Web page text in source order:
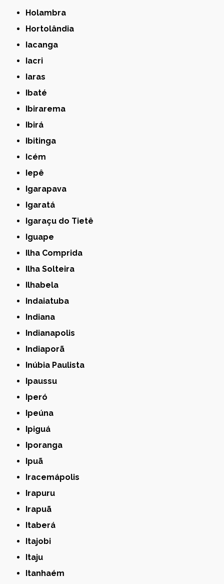
Holambra
Hortolândia
Iacanga
Iacri
Iaras
Ibaté
Ibirarema
Ibirá
Ibitinga
Icém
Iepê
Igarapava
Igaratá
Igaraçu do Tietê
Iguape
Ilha Comprida
Ilha Solteira
Ilhabela
Indaiatuba
Indiana
Indianapolis
Indiaporã
Inúbia Paulista
Ipaussu
Iperó
Ipeúna
Ipiguá
Iporanga
Ipuã
Iracemápolis
Irapuru
Irapuã
Itaberá
Itajobi
Itaju
Itanhaém